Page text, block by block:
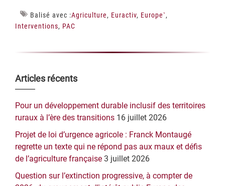
Balisé avec :Agriculture, Euractiv, Europe`,
Interventions, PAC
Barre
latérale
principale
Articles récents
Pour un développement durable inclusif des territoires
ruraux à l’ère des transitions 16 juillet 2026
Projet de loi d’urgence agricole : Franck Montaugé
regrette un texte qui ne répond pas aux maux et défis
de l’agriculture française 3 juillet 2026
Question sur l’extinction progressive, à compter de